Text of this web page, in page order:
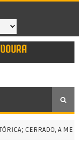
CERRADO, A MENOR